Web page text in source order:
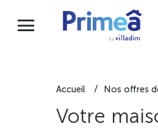
Accueil Nos offres
Votre